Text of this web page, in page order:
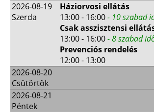
2026-08-19
Szerda
Háziorvosi ellátás
13:00 - 16:00- 10 szabad
Csak asszisztensi
13:00 - 16:00- 8 szabad
Prevenciós rendelés
12:00 - 13:00
2026-08-20
Csütörtök
2026-08-21
Péntek